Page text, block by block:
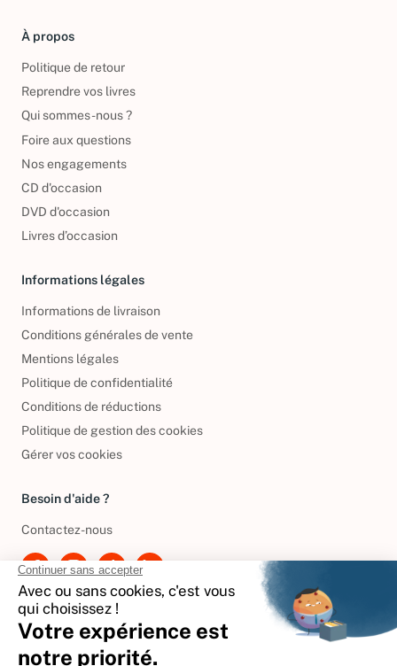
À propos
Politique de retour
Reprendre vos livres
Qui sommes-nous ?
Foire aux questions
Nos engagements
CD d'occasion
DVD d'occasion
Livres d’occasion
Informations légales
Informations de livraison
Conditions générales de vente
Mentions légales
Politique de confidentialité
Conditions de réductions
Politique de gestion des cookies
Gérer vos cookies
Besoin d'aide ?
Contactez-nous
International
🇪🇸 Espagne